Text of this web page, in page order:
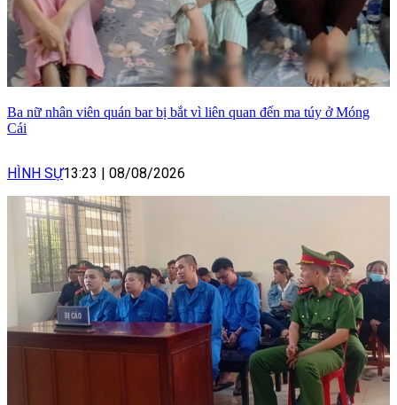
Ba nữ nhân viên quán bar bị bắt vì liên quan đến ma túy ở Móng
Cái
HÌNH SỰ13:23 | 08/08/2026